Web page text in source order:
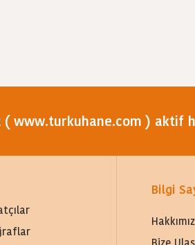
( www.turkuhane.com ) aktif
Bilgi